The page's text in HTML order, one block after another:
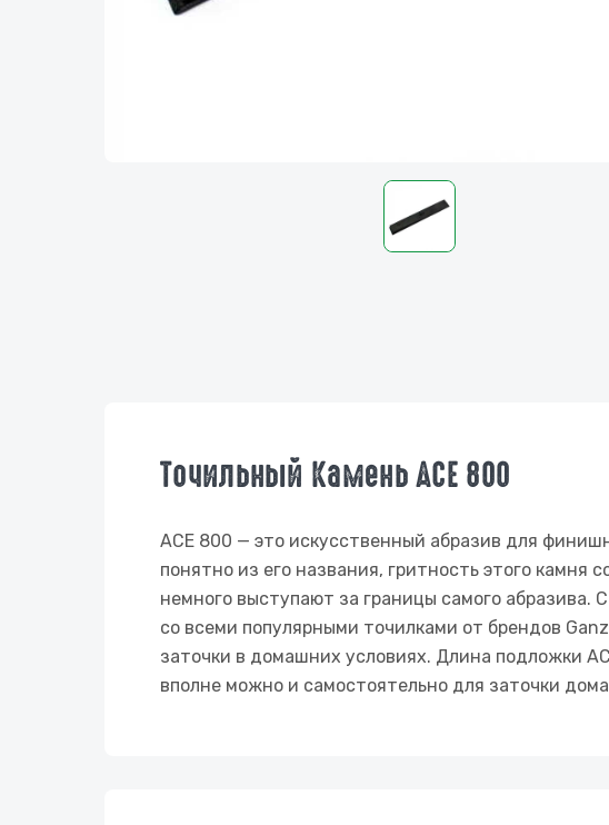
Точильный Камень ACE 800
АСЕ 800 — это искусственный абразив для
понятно из его названия, гритность этого камня
немного выступают за границы самого абразива.
со всеми популярными точилками от брендов
заточки в домашних условиях. Длина подложки
вполне можно и самостоятельно для заточки